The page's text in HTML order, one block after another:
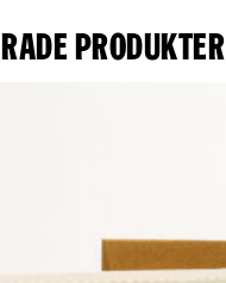
produkter